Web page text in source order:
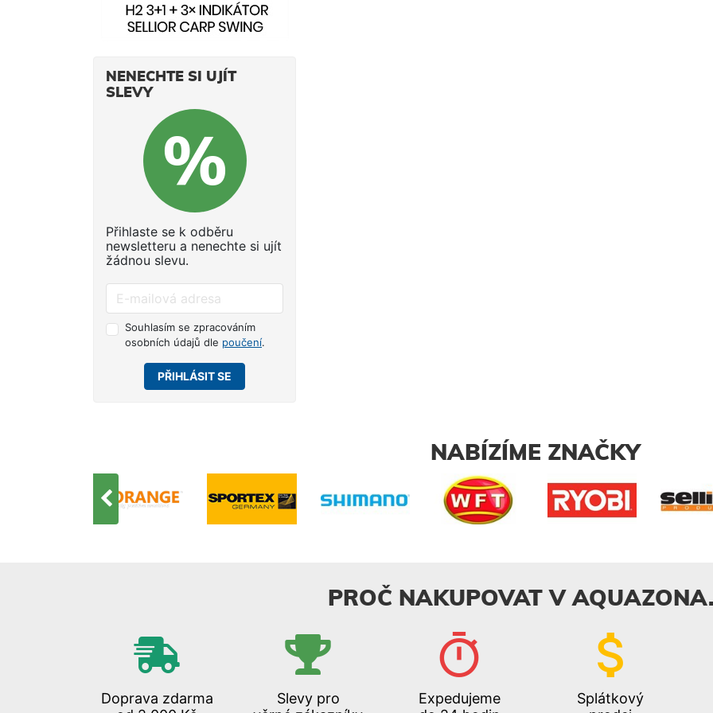
NENECHTE SI UJÍT
SLEVY
Přihlaste se k odběru
newsletteru a nenechte si ujít
žádnou slevu.
Souhlasím se zpracováním
osobních údajů dle poučení.
PŘIHLÁSIT SE
NABÍZÍME ZNAČKY
PROČ NAKUPOVAT V
Doprava zdarma
Slevy pro
Expedujeme
Splátkový